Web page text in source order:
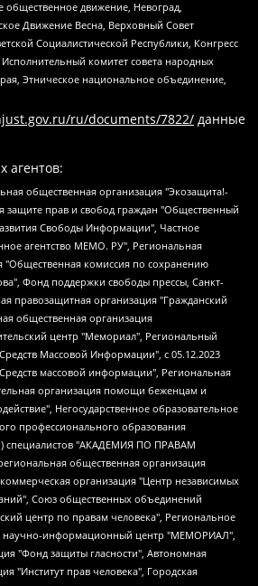
общественное движение, Невоград,
Движение Весна, Верховный Совет
Социалистической Республики, Конгресс
комитет совета народных
Этническое национальное объединение,
ru/documents/7822/ данные
агентов:
Гликин Максим Александрович, Железнова Мария Михайловна, Лукьянова Юлия Сергеевна, Маетная Елизавета Витальевна, Маняхин Петр Борисович, Чуракова Ольга Владимировна, Ярош Юлия Петровна, Юридическое лицо "The Insider SIA", зарегистрированное в Риге, Латвийская Республика (дата регистрации 26.06.2015), являющееся администратором доменного имени интернет-издания "The Insider SIA", https://theins.ru, Постернак Алексей Евгеньевич, Рубин Михаил Аркадьевич, Анин Роман Александрович, Юридическое лицо Istories fonds, зарегистрированное в Латвийской Республике (регистрационный номер 50008295751, дата регистрации 24.02.2020), Великовский Дмитрий Александрович, Долинина Ирина Николаевна, Мароховская Алеся Алексеевна, Шлейнов Роман Юрьевич, Шмагун Олеся Валентиновна, Общество с ограниченной ответственностью "Альтаир 2021", Общество с ограниченной ответственностью "Вега 2021", Общество с ограниченной ответственностью "Главный редактор 2021", Общество с ограниченной ответственностью "Ромашки монолит", Важенков Артем Валерьевич, Ивановская областная общественная организация "Центр гендерных исследований", Гурман Юрий Альбертович, Медиапроект "ОВД-Инфо", Егоров Владимир Владимирович, Жилинский Владимир Александрович, Общество с ограниченной ответственностью "ЗП", Иванова София Юрьевна, Карезина Инна Павловна, Кильтау Екатерина Викторовна, Петров Алексей Викторович, Пискунов Сергей Евгеньевич, Смирнов Сергей Сергеевич, Тихонов Михаил Сергеевич, Общество с ограниченной ответственностью "ЖУРНАЛИСТ-ИНОСТРАННЫЙ АГЕНТ", Арапова Галина Юрьевна, Вольтская Татьяна Анатольевна, Американская компания "Mason G.E.S. Anonymous Foundation" (США), являющаяся владельцем интернет-издания https://mnews.world/, Компания "Stichting Bellingcat", зарегистрированная в Нидерландах (дата регистрации 11.07.2018), Захаров Андрей Вячеславович, Клепиковская Екатерина Дмитриевна, Общество с ограниченной ответственностью "МЕМО", Перл Роман Александрович, Симонов Евгений Алексеевич, Соловьева Елена Анатольевна, Сотников Даниил Владимирович, Сурначева Елизавета Дмитриевна, Автономная некоммерческая организация по защите прав человека и информированию населения "Якутия – Наше Мнение", Общество с ограниченной ответственностью "Москоу диджитал медиа", с 26.01.2023 Общество с ограниченной ответственностью "Чайка Белые сады", Ветошкина Валерия Валерьевна, Заговора Максим Александрович, Межрегиональное общественное движение "Российская ЛГБТ - сеть", Оленичев Максим Владимирович, Павлов Иван Юрьевич, Скворцова Елена Сергеевна, Общество с ограниченной ответственностью "Как бы инагент", Кочетков Игорь Викторович, Общество с ограниченной ответственностью "Честные выборы", Еланчик Олег Александрович, Общество с ограниченной ответственностью "Нобелевский призыв", Гималова Регина Эмилевна, Григорьев Андрей Валерьевич, Григорьева Алина Александровна, Ассоциация по содействию защите прав призывников, альтернативнослужащих и военнослужащих "Правозащитная группа "Гражданин.Армия.Право", Хисамова Регина Фаритовна, Автономная некоммерческая организация по реализации социально-правовых программ "Лилит", Дальневосточное общественное движение "Маяк", Санкт-Петербургская ЛГБТ-инициативная группа "Выход", Инициативная группа ЛГБТ+ "Реверс", Алексеев Андрей Викторович, Бекбулатова Таисия Львовна, Беляев Иван Михайлович, Владыкина Елена Сергеевна, Гельман Марат Александрович, Никульшина Вероника Юрьевна, Толоконникова Надежда Андреевна, Шендерович Виктор Анатольевич, Общество с ограниченной ответственностью "Данное сообщение", Общество с ограниченной ответственностью Издательский дом "Новая глава", Айнбиндер Александра Александровна, Московский комьюнити-центр для ЛГБТ+инициатив, Благотворительный фонд развития филантропии, Deutsche Welle (Германия, Kurt-Schumacher-Strasse 3, 53113 Bonn), Борзунова Мария Михайловна, Воробьев Виктор Викторович, Голубева Анна Львовна, Константинова Алла Михайловна, Малкова Ирина Владимировна, Мурадов Мурад Абдулгалимович, Осетинская Елизавета Николаевна, Понасенков Евгений Николаевич, Ганапольский Матвей Юрьевич, Киселев Евгений Алексеевич, Борухович Ирина Григорьевна, Дремин Иван Тимофеевич, Дубровский Дмитрий Викторович, Красноярская региональная общественная организация поддержки и развития альтернативных образовательных технологий и межкультурных коммуникаций "ИНТЕРРА", Маяковская Екатерина Алексеевна, Фейгин Марк Захарович, Филимонов Андрей Викторович, Дзугкоева Регина Николаевна, Доброхотов Роман Александрович, Дудь Юрий Александрович, Елкин Сергей Владимирович, Кругликов Кирилл Игоревич, Сабунаева Мария Леонидовна, Семенов Алексей Владимирович, Шаинян Карен Багратович, Шульман Екатерина Михайловна, Асафьев Артур Валерьевич, Вахштайн Виктор Семенович, Венедиктов Алексей Алексеевич, Лушникова Екатерина Евгеньевна, Волков Леонид Михайлович, Невзоров Александр Глебович, Пархоменко Сергей Борисович, Сироткин Ярослав Николаевич, Кара-Мурза Владимир Владимирович, Баранова Наталья Владимировна, Гозман Леонид Яковлевич, Кагарлицкий Борис Юльевич, Климарев Михаил Валерьевич, Милов Владимир Станиславович, Автономная некоммерческая организация Краснодарский центр современного искусства "Типография", Моргенштерн Алишер Тагирович, Соболь Любовь Эдуардовна, Общество с ограниченной ответственностью "ЛИЗА НОРМ", Каспаров Гарри Кимович, Ходорковский Михаил Борисович, Общество с ограниченной ответственностью "Апрельские тезисы", Данилович Ирина Брониславовна, Кашин Олег Владимирович, Петров Николай Владимирович, Пивоваров Алексей Владимирович, Соколов Михаил Владимирович, Цветкова Юлия Владимировна, Чичваркин Евгений Александрович, Комитет против пыток/Команда против пыток, Общество с ограниченной ответственностью "Первый научный", Общество с ограниченной ответственностью "Вертолет и ко", Белоцерковская Вероника Борисовна, Кац Максим Евгеньевич, Лазарева Татьяна Юрьевна, Шаведдинов Руслан Табризович, Яшин Илья Валерьевич, Общество с ограниченной ответственностью "Иноагент ААВ", Алешковский Дмитрий Петрович, Альбац Евгения Марковна, Быков Дмитрий Львович, Галямина Юлия Евгеньевна, Лойко Сергей Леонидович, Мартынов Кирилл Константинович, Медведев Сергей Александрович, Крашенинников Федор Геннадиевич, Гордеева Катерина Вл